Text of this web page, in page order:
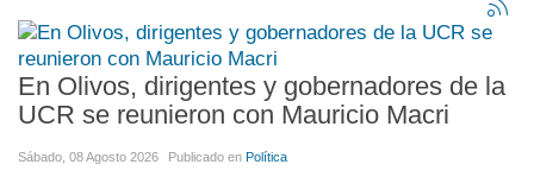
En Olivos, dirigentes y gobernadores de la
UCR se reunieron con Mauricio Macri
Sábado, 08 Agosto 2026 Publicado en Política